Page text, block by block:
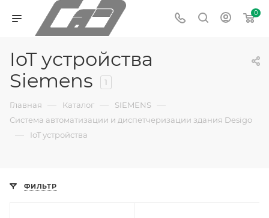
0
IoT устройства
Siemens
1
Главная — Каталог — SIEMENS —
Система автоматизации и диспетчеризации здания Desigo
— IoT устройства
ФИЛЬТР